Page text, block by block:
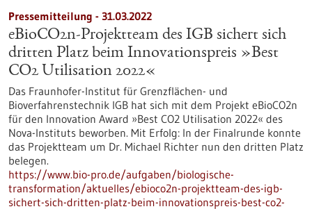
Pressemitteilung - 31.03.2022
eBioCO2n-Projektteam des IGB sichert sich
dritten Platz beim Innovationspreis »Best
CO2 Utilisation 2022«
Das Fraunhofer-Institut für Grenzflächen- und
Bioverfahrenstechnik IGB hat sich mit dem Projekt eBioCO2n
für den Innovation Award »Best CO2 Utilisation 2022« des
Nova-Instituts beworben. Mit Erfolg: In der Finalrunde konnte
das Projektteam um Dr. Michael Richter nun den dritten Platz
belegen.
https://www.bio-pro.de/aufgaben/biologische-
transformation/aktuelles/ebioco2n-projektteam-des-igb-
sichert-sich-dritten-platz-beim-innovationspreis-best-co2-